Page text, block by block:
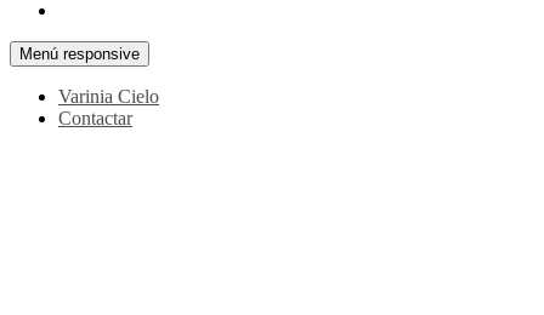
Menú responsive
Varinia Cielo
Contactar